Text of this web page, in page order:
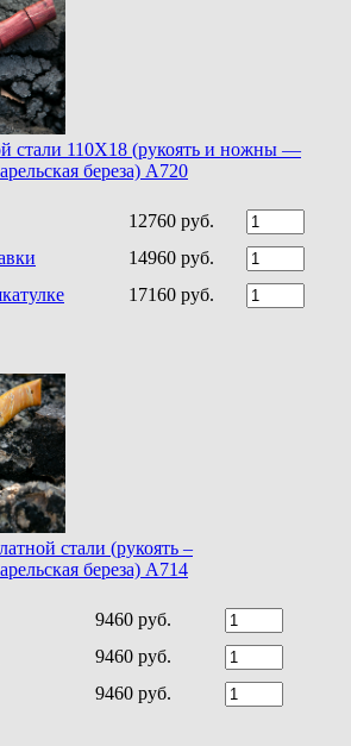
стали 110Х18 (рукоять и ножны —
береза) A720
12760 руб.
14960 руб.
17160 руб.
стали (рукоять –
береза) A714
9460 руб.
9460 руб.
9460 руб.